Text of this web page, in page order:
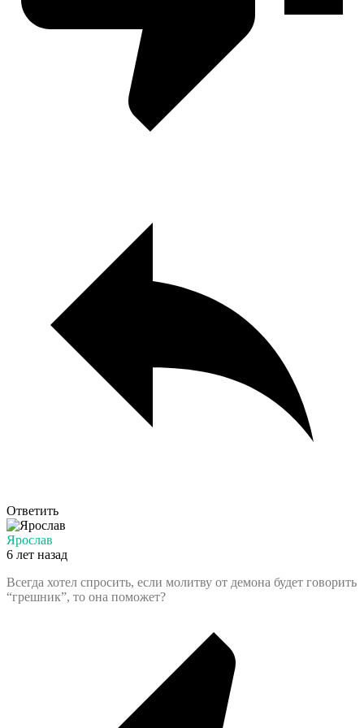
Ответить
Ярослав
6 лет назад
Всегда хотел спросить, если молитву от демона будет говорить
“грешник”, то она поможет?